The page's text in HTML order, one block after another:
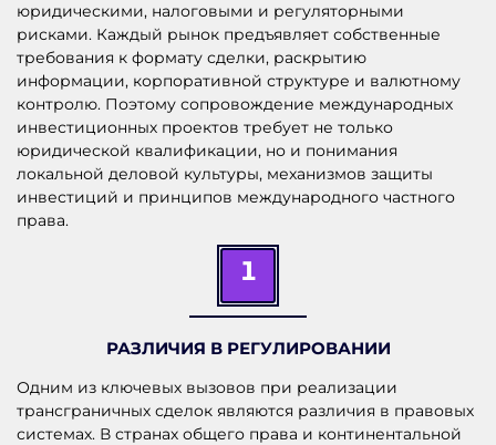
юридическими, налоговыми и регуляторными
рисками. Каждый рынок предъявляет собственные
требования к формату сделки, раскрытию
информации, корпоративной структуре и валютному
контролю. Поэтому сопровождение международных
инвестиционных проектов требует не только
юридической квалификации, но и понимания
локальной деловой культуры, механизмов защиты
инвестиций и принципов международного частного
права.
1
РАЗЛИЧИЯ В РЕГУЛИРОВАНИИ
Одним из ключевых вызовов при реализации
трансграничных сделок являются различия в правовых
системах. В странах общего права и континентальной